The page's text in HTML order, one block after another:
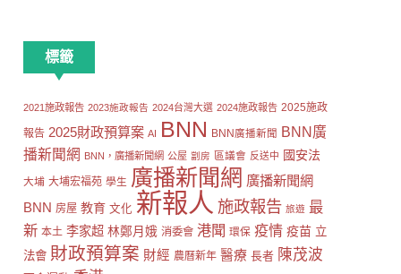
標籤
2021施政報告 2023施政報告 2024台灣大選 2024施政報告 2025施政
報告 2025財政預算案 AI BNN BNN廣播新聞
BNN廣
播新聞網 BNN，廣播新聞網 公屋 劏房 區議會 反送中 國安法
大埔 大埔宏福苑 學生 廣播新聞網 廣播新聞網
BNN 房屋 教育 文化 新報人 施政報告 旅遊 最
新 本土 李家超 林鄭月娥 消委會 港聞 環保 疫情 疫苗 立
法會 財政預算案 財經 農曆新年 醫療 長者 陳茂波